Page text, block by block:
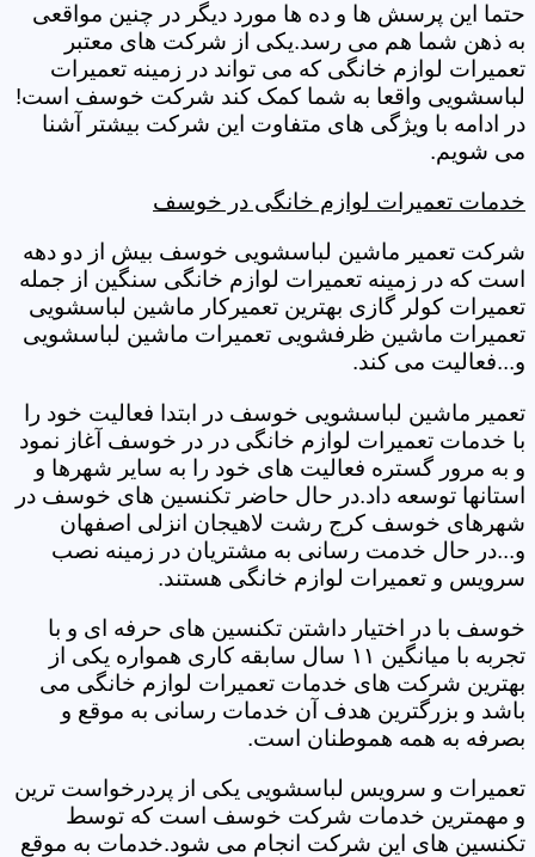
حتما این پرسش ها و ده ها مورد دیگر در چنین مواقعی
به ذهن شما هم می رسد.یکی از شرکت های معتبر
تعمیرات لوازم خانگی که می تواند در زمینه تعمیرات
لباسشویی واقعا به شما کمک کند شرکت خوسف است!
در ادامه با ویژگی های متفاوت این شرکت بیشتر آشنا
می شویم.
خدمات تعمیرات لوازم خانگی در خوسف
شرکت تعمیر ماشین لباسشویی خوسف بیش از دو دهه
است که در زمینه تعمیرات لوازم خانگی سنگین از جمله
تعمیرات کولر گازی بهترین تعمیرکار ماشین لباسشویی
تعمیرات ماشین ظرفشویی تعمیرات ماشین لباسشویی
و...فعالیت می کند.
تعمیر ماشین لباسشویی خوسف در ابتدا فعالیت خود را
با خدمات تعمیرات لوازم خانگی در در خوسف آغاز نمود
و به مرور گستره فعالیت های خود را به سایر شهرها و
استانها توسعه داد.در حال حاضر تکنسین های خوسف در
شهرهای خوسف کرج رشت لاهیجان انزلی اصفهان
و...در حال خدمت رسانی به مشتریان در زمینه نصب
سرویس و تعمیرات لوازم خانگی هستند.
خوسف با در اختیار داشتن تکنسین های حرفه ای و با
تجربه با میانگین ۱۱ سال سابقه کاری همواره یکی از
بهترین شرکت های خدمات تعمیرات لوازم خانگی می
باشد و بزرگترین هدف آن خدمات رسانی به موقع و
بصرفه به همه هموطنان است.
تعمیرات و سرویس لباسشویی یکی از پردرخواست ترین
و مهمترین خدمات شرکت خوسف است که توسط
تکنسین های این شرکت انجام می شود.خدمات به موقع